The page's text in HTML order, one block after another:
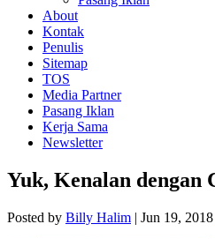
About
Kontak
Penulis
Sitemap
TOS
Media Partner
Pasang Iklan
Kerja Sama
Newsletter
Yuk, Kenalan dengan
Posted by Billy Halim | Jun 19, 2018